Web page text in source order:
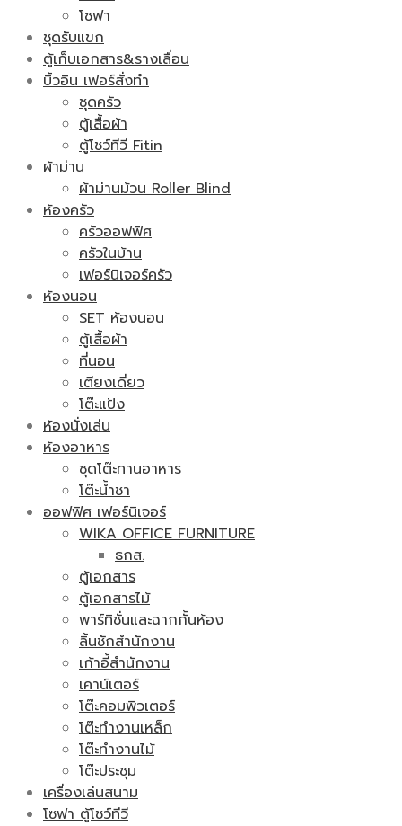
โซฟา
ชุดรับแขก
ตู้เก็บเอกสาร&รางเลื่อน
บิ้วอิน เฟอร์สั่งทำ
ชุดครัว
ตู้เสื้อผ้า
ตู้โชว์ทีวี Fitin
ผ้าม่าน
ผ้าม่านม้วน Roller Blind
ห้องครัว
ครัวออฟฟิศ
ครัวในบ้าน
เฟอร์นิเจอร์ครัว
ห้องนอน
SET ห้องนอน
ตู้เสื้อผ้า
ที่นอน
เตียงเดี่ยว
โต๊ะแป้ง
ห้องนั่งเล่น
ห้องอาหาร
ชุดโต๊ะทานอาหาร
โต๊ะน้ำชา
ออฟฟิศ เฟอร์นิเจอร์
WIKA OFFICE FURNITURE
ธกส.
ตู้เอกสาร
ตู้เอกสารไม้
พาร์ทิชั่นและฉากกั้นห้อง
ลิ้นชักสำนักงาน
เก้าอี้สำนักงาน
เคาน์เตอร์
โต๊ะคอมพิวเตอร์
โต๊ะทำงานเหล็ก
โต๊ะทำงานไม้
โต๊ะประชุม
เครื่องเล่นสนาม
โซฟา ตู้โชว์ทีวี